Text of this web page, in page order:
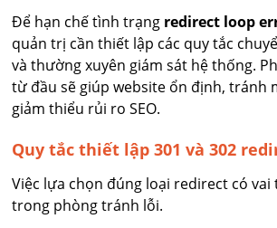
Để hạn chế tình trạng redirect loop
quản trị cần thiết lập các quy tắc
và thường xuyên giám sát hệ thống.
từ đầu sẽ giúp website ổn định, tránh
giảm thiểu rủi ro SEO.
Quy tắc thiết lập 301 và 302
Việc lựa chọn đúng loại redirect có
trong phòng tránh lỗi.